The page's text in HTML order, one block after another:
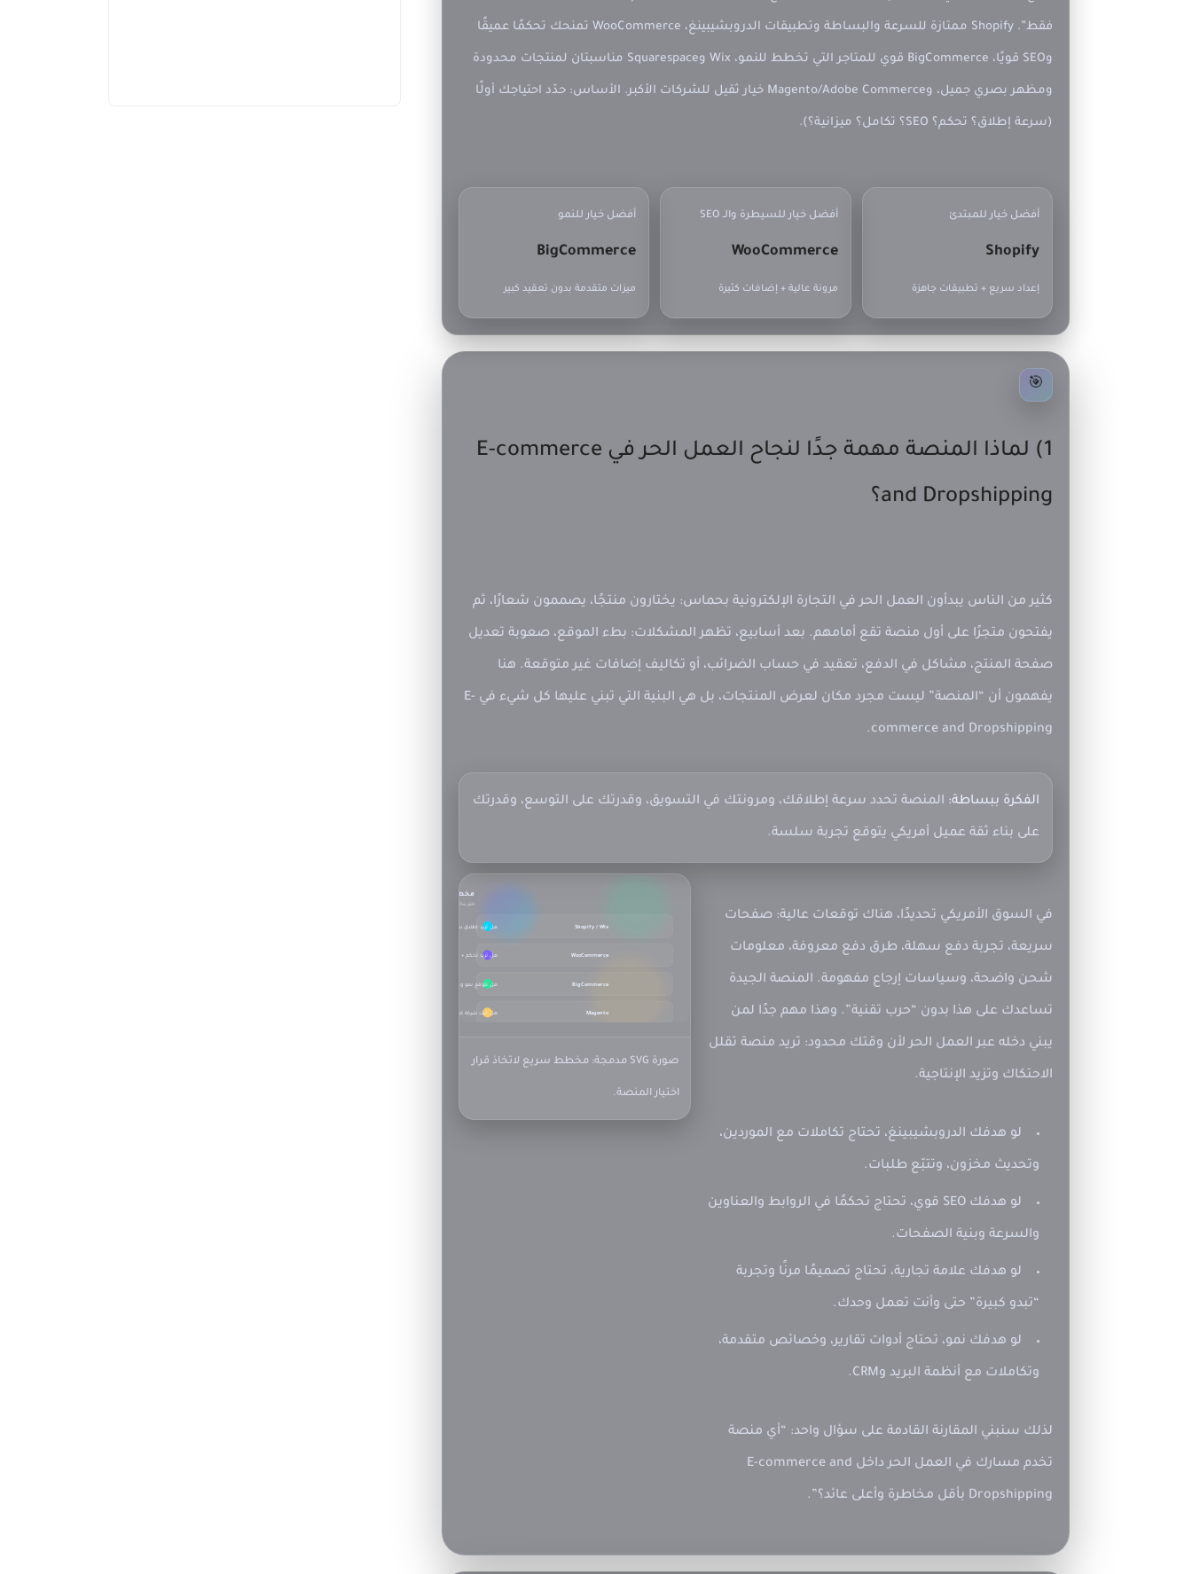
فقط”. Shopify ممتازة للسرعة والبساطة وتطبيقات الدروبشيبينغ، WooCommerce تمنحك تحكمًا عميقًا
وSEO قويًا، BigCommerce قوي للمتاجر التي تخطط للنمو، Wix وSquarespace مناسبتان لمنتجات محدودة
ومظهر بصري جميل، وMagento/Adobe Commerce خيار ثقيل للشركات الأكبر. الأساس: حدّد احتياجك أولًا
(سرعة إطلاق؟ تحكم؟ SEO؟ تكامل؟ ميزانية؟).
أفضل خيار للمبتدئ
Shopify
إعداد سريع + تطبيقات جاهزة
أفضل خيار للسيطرة والـ SEO
WooCommerce
مرونة عالية + إضافات كثيرة
أفضل خيار للنمو
BigCommerce
ميزات متقدمة بدون تعقيد كبير
🎯
1) لماذا المنصة مهمة جدًا لنجاح العمل الحر في E-commerce
and Dropshipping؟
كثير من الناس يبدأون العمل الحرفي التجارة الإلكترونية بحماس: يختارون منتجًا، يصممون شعارًا، ثم
يفتحون متجرًا على أول منصة تقع أمامهم. بعد أسابيع، تظهر المشكلات: بطء الموقع، صعوبة تعديل
صفحة المنتج، مشاكل في الدفع، تعقيد في حساب الضرائب، أو تكاليف إضافات غير متوقعة. هنا
يفهمون أن “المنصة” ليست مجرد مكان لعرض المنتجات، بل هي البنية التي تبني عليها كل شيء في E-
commerce and Dropshipping
.
الفكرة ببساطة: المنصة تحدد سرعة إطلاقك، ومرونتك في التسويق، وقدرتك على التوسع، وقدرتك
على بناء ثقة عميل أمريكي يتوقع تجربة سلسة.
في السوق الأمريكي تحديدًا، هناك توقعات عالية: صفحات
سريعة، تجربة دفع سهلة، طرق دفع معروفة، معلومات
شحن واضحة، وسياسات إرجاع مفهومة. المنصة الجيدة
تساعدك على هذا بدون “حرب تقنية”. وهذا مهم جدًا لمن
يبني دخله عبر العمل الحرلأن وقتك محدود: تريد منصة تقلل
الاحتكاك وتزيد الإنتاجية.
لو هدفك الدروبشيبينغ، تحتاج تكاملات مع الموردين،
وتحديث مخزون، وتتبّع طلبات.
لو هدفك SEO قوي، تحتاج تحكمًا في الروابط والعناوين
والسرعة وبنية الصفحات.
لو هدفك علامة تجارية، تحتاج تصميمًا مرنًا وتجربة
“تبدو كبيرة” حتى وأنت تعمل وحدك.
لو هدفك نمو، تحتاج أدوات تقارير، وخصائص متقدمة،
وتكاملات مع أنظمة البريد وCRM.
لذلك سنبني المقارنة القادمة على سؤال واحد: “أي منصة
تخدم مسارك في العمل الحر داخل E-commerce and
Dropshipping بأقل مخاطرة وأعلى عائد؟”.
مخطط قرار المنصة
اختر بناءً على هدفك لا على الضجيج
هل تريد إطلاق سريع بدون تقنية؟ Shopify / Wix
هل تريد تحكم + SEO عميق؟ WooCommerce
هل تتوقع نمو وميزات B2B؟ BigCommerce
هل أنت شركة كبيرة ومعك فريق؟ Magento
صورة SVG مدمجة: مخطط سريع لاتخاذ قرار
اختيار المنصة.